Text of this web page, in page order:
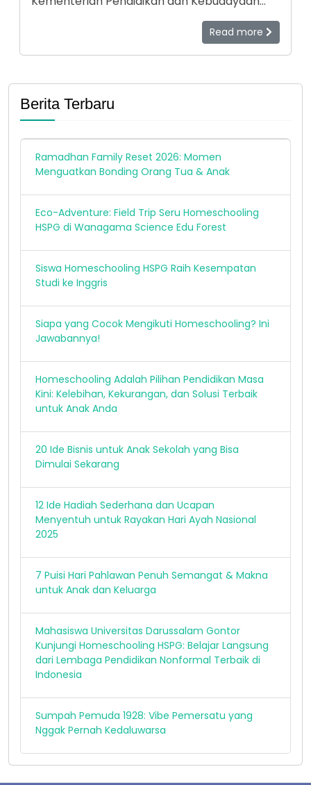
(Kemdikbud) RI menjadi salah satu model
pendidikan nonformal (homeschooling) di
Indonesia. Untuk mengetahui keunggulan-
Kurikulum dan Perbukuan melakukan
identifikasi ke HSPG, 19-21 April 2021.
Read more
Berita Terbaru
Ramadhan Family Reset 2026: Momen
Menguatkan Bonding Orang Tua & Anak
Eco-Adventure: Field Trip Seru Homeschooling
HSPG di Wanagama Science Edu Forest
Siswa Homeschooling HSPG Raih Kesempatan
Studi ke Inggris
Siapa yang Cocok Mengikuti Homeschooling? Ini
Jawabannya!
Homeschooling Adalah Pilihan Pendidikan Masa
Kini: Kelebihan, Kekurangan, dan Solusi Terbaik
untuk Anak Anda
20 Ide Bisnis untuk Anak Sekolah yang Bisa
Dimulai Sekarang
12 Ide Hadiah Sederhana dan Ucapan
Menyentuh untuk Rayakan Hari Ayah Nasional
2025
7 Puisi Hari Pahlawan Penuh Semangat & Makna
untuk Anak dan Keluarga
Mahasiswa Universitas Darussalam Gontor
Kunjungi Homeschooling HSPG: Belajar Langsung
dari Lembaga Pendidikan Nonformal Terbaik di
Indonesia
Sumpah Pemuda 1928: Vibe Pemersatu yang
Nggak Pernah Kedaluwarsa